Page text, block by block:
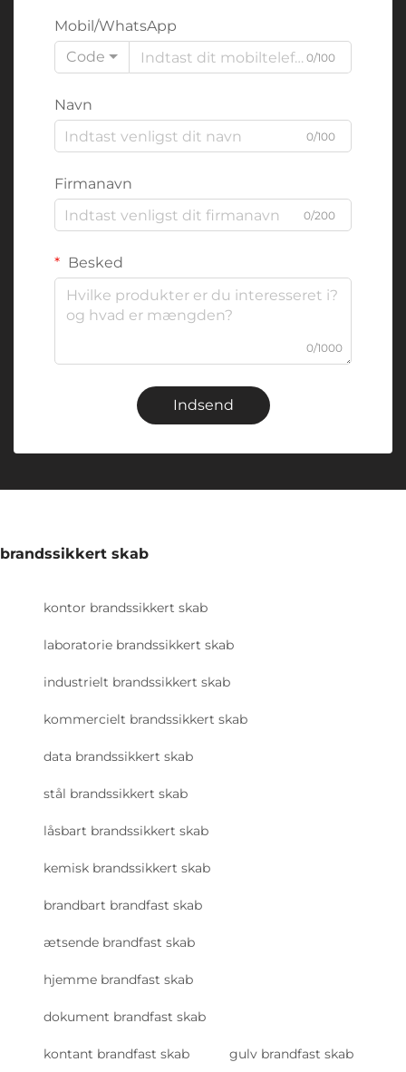
Mobil/WhatsApp
Code
0/100
Navn
0/100
Firmanavn
0/200
Besked
0/1000
Indsend
brandssikkert skab
kontor brandssikkert skab
laboratorie brandssikkert skab
industrielt brandssikkert skab
kommercielt brandssikkert skab
data brandssikkert skab
stål brandssikkert skab
låsbart brandssikkert skab
kemisk brandssikkert skab
brandbart brandfast skab
ætsende brandfast skab
hjemme brandfast skab
dokument brandfast skab
kontant brandfast skab gulv brandfast skab